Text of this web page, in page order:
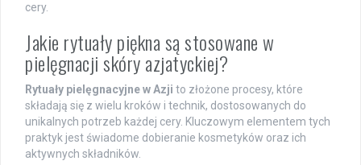
cery.
Jakie rytuały piękna są stosowane w
pielęgnacji skóry azjatyckiej?
Rytuały pielęgnacyjne w Azji to złożone procesy, które
składają się z wielu kroków i technik, dostosowanych do
unikalnych potrzeb każdej cery. Kluczowym elementem tych
praktyk jest świadome dobieranie kosmetyków oraz ich
aktywnych składników.